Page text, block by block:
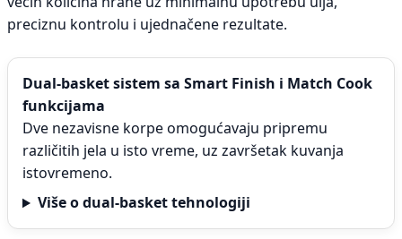
preciznu kontrolu i ujednačene rezultate.
Dual-basket sistem sa Smart Finish i Match Cook
funkcijama
Dve nezavisne korpe omogućavaju pripremu
različitih jela u isto vreme, uz završetak kuvanja
istovremeno.
Više o dual-basket tehnologiji